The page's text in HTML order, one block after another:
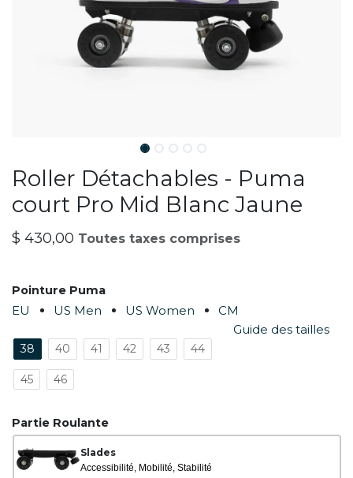
Roller Détachables - Puma
court Pro Mid Blanc Jaune
$ 430,00 Toutes taxes comprises
Pointure Puma
EU US Men US Women
CM
Guide des tailles
38 40 41 42 43 44
45 46
Partie Roulante
Slades
Accessibilité, Mobilité, Stabilité